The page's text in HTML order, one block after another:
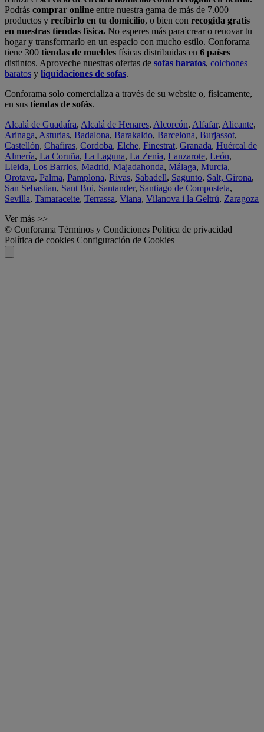
Podrás comprar online entre nuestra gama de más de 7.000
productos y recibirlo en tu domicilio, o bien con recogida gratis
en nuestras tiendas física. No esperes más para crear o renovar tu
hogar y transformarlo en un espacio con mucho estilo. Conforama
tiene 300 tiendas de muebles físicas distribuidas en 6 países
distintos. Aproveche nuestras ofertas de sofas baratos, colchones
baratos y liquidaciones de sofas.
Conforama solo comercializa a través de su website o, físicamente,
en sus tiendas de sofás.
Alcalá de Guadaíra, Alcalá de Henares, Alcorcón, Alfafar, Alicante,
Arinaga, Asturias, Badalona, Barakaldo, Barcelona, Burjassot,
Castellón, Chafiras, Cordoba, Elche, Finestrat, Granada, Huércal de
Almería, La Coruña, La Laguna, La Zenia, Lanzarote, León,
Lleida, Los Barrios, Madrid, Majadahonda, Málaga, Murcia,
Orotava, Palma, Pamplona, Rivas, Sabadell, Sagunto, Salt, Girona,
San Sebastian, Sant Boi, Santander, Santiago de Compostela,
Sevilla, Tamaraceite, Terrassa, Viana, Vilanova i la Geltrú, Zaragoza
Ver más >>
© Conforama Términos y Condiciones Política de privacidad
Política de cookies Configuración de Cookies